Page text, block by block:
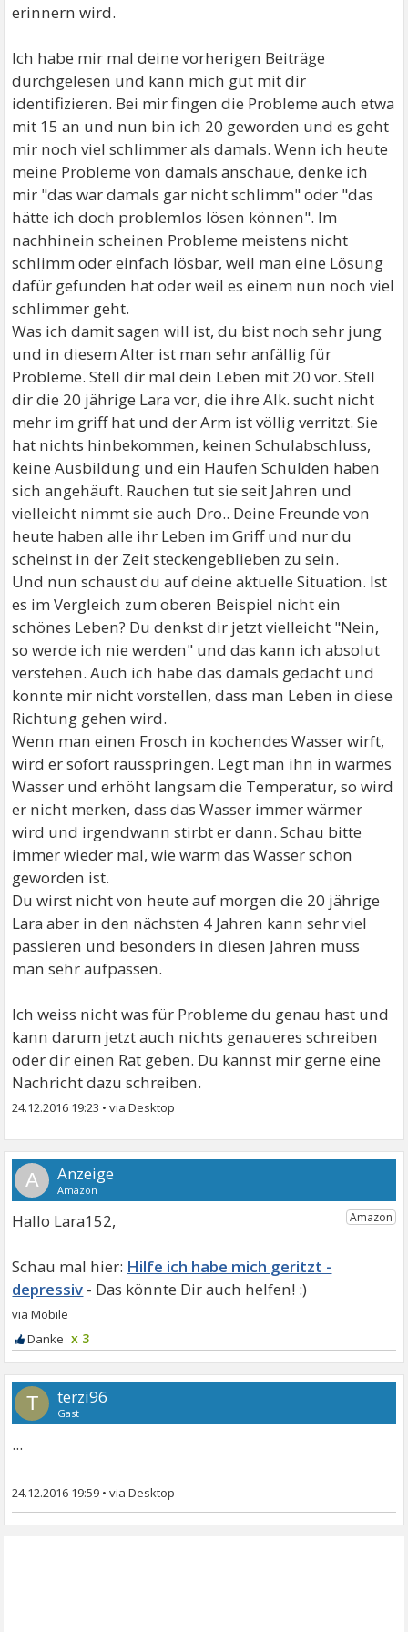
erinnern wird.
Ich habe mir mal deine vorherigen Beiträge
durchgelesen und kann mich gut mit dir
identifizieren. Bei mir fingen die Probleme auch etwa
mit 15 an und nun bin ich 20 geworden und es geht
mir noch viel schlimmer als damals. Wenn ich heute
meine Probleme von damals anschaue, denke ich
mir "das war damals gar nicht schlimm" oder "das
hätte ich doch problemlos lösen können". Im
nachhinein scheinen Probleme meistens nicht
schlimm oder einfach lösbar, weil man eine Lösung
dafür gefunden hat oder weil es einem nun noch viel
schlimmer geht.
Was ich damit sagen will ist, du bist noch sehr jung
und in diesem Alter ist man sehr anfällig für
Probleme. Stell dir mal dein Leben mit 20 vor. Stell
dir die 20 jährige Lara vor, die ihre Alk. sucht nicht
mehr im griff hat und der Arm ist völlig verritzt. Sie
hat nichts hinbekommen, keinen Schulabschluss,
keine Ausbildung und ein Haufen Schulden haben
sich angehäuft. Rauchen tut sie seit Jahren und
vielleicht nimmt sie auch Dro.. Deine Freunde von
heute haben alle ihr Leben im Griff und nur du
scheinst in der Zeit steckengeblieben zu sein.
Und nun schaust du auf deine aktuelle Situation. Ist
es im Vergleich zum oberen Beispiel nicht ein
schönes Leben? Du denkst dir jetzt vielleicht "Nein,
so werde ich nie werden" und das kann ich absolut
verstehen. Auch ich habe das damals gedacht und
konnte mir nicht vorstellen, dass man Leben in diese
Richtung gehen wird.
Wenn man einen Frosch in kochendes Wasser wirft,
wird er sofort rausspringen. Legt man ihn in warmes
Wasser und erhöht langsam die Temperatur, so wird
er nicht merken, dass das Wasser immer wärmer
wird und irgendwann stirbt er dann. Schau bitte
immer wieder mal, wie warm das Wasser schon
geworden ist.
Du wirst nicht von heute auf morgen die 20 jährige
Lara aber in den nächsten 4 Jahren kann sehr viel
passieren und besonders in diesen Jahren muss
man sehr aufpassen.
Ich weiss nicht was für Probleme du genau hast und
kann darum jetzt auch nichts genaueres schreiben
oder dir einen Rat geben. Du kannst mir gerne eine
Nachricht dazu schreiben.
24.12.2016 19:23 •
A
Hallo Lara152,
Hilfe ich habe mich geritzt -
depressiv
x 3
T terzi96
Gast
...
24.12.2016 19:59 •